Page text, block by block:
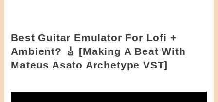
Best Guitar Emulator For Lofi +
Ambient? 🎸 [Making A Beat With
Mateus Asato Archetype VST]